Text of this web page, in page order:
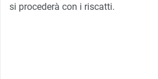
si procederà con i riscatti.